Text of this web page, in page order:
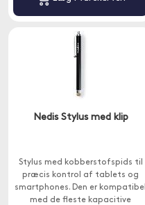
Nedis Stylus med klip
Stylus med kobberstofspids til
præcis kontrol af tablets og
smartphones. Den er kompatibel
med de fleste kapacitive